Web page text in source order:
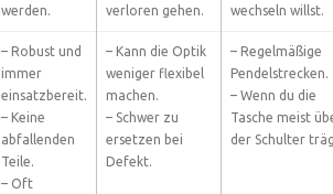
werden.
verloren gehen.
wechseln willst.
– Robust und
immer
einsatzbereit.
– Keine
abfallenden
Teile.
– Oft
– Kann die Optik
weniger flexibel
machen.
– Schwer zu
ersetzen bei
Defekt.
– Regelmäßige
Pendelstrecken.
– Wenn du die
Tasche meist
der Schulter